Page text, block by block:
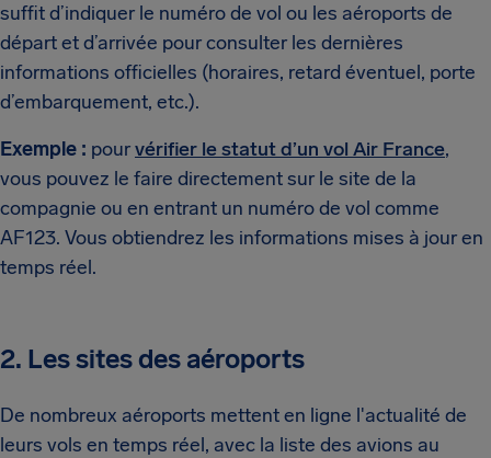
suffit d’indiquer le numéro de vol ou les aéroports de
départ et d’arrivée pour consulter les dernières
informations officielles (horaires, retard éventuel, porte
d’embarquement, etc.).
Exemple : pourvérifier le statut d’un vol Air France,
vous pouvez le faire directement sur le site de la
compagnie ou en entrant un numéro de vol comme
AF123. Vous obtiendrez les informations mises à jour en
temps réel.
2. Les sites des aéroports
De nombreux aéroports mettent en ligne l'actualité de
leurs vols en temps réel, avec la liste des avions au